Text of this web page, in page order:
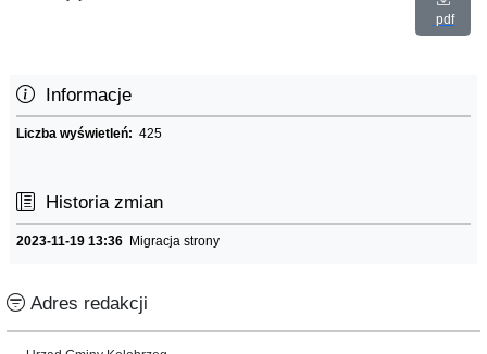
pdf
Informacje
Liczba wyświetleń: 425
Historia zmian
2023-11-19 13:36 Migracja strony
Adres redakcji